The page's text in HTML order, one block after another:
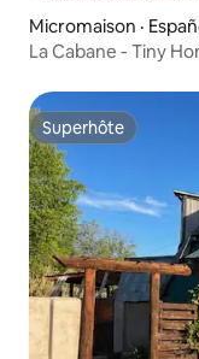
Micromaison ·
La Cabane - Tiny
Superhôte
Superhôte